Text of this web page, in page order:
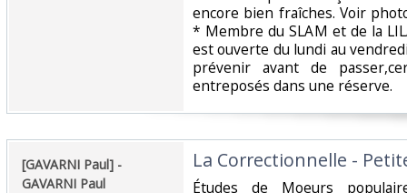
encore bien fraîches. Voir
* Membre du SLAM et de la
est ouverte du lundi au
prévenir avant de
entreposés dans une réserve. ‎
‎[GAVARNI Paul] - ‎
‎GAVARNI Paul‎
‎La Correctionnelle -
‎Études de Moeurs